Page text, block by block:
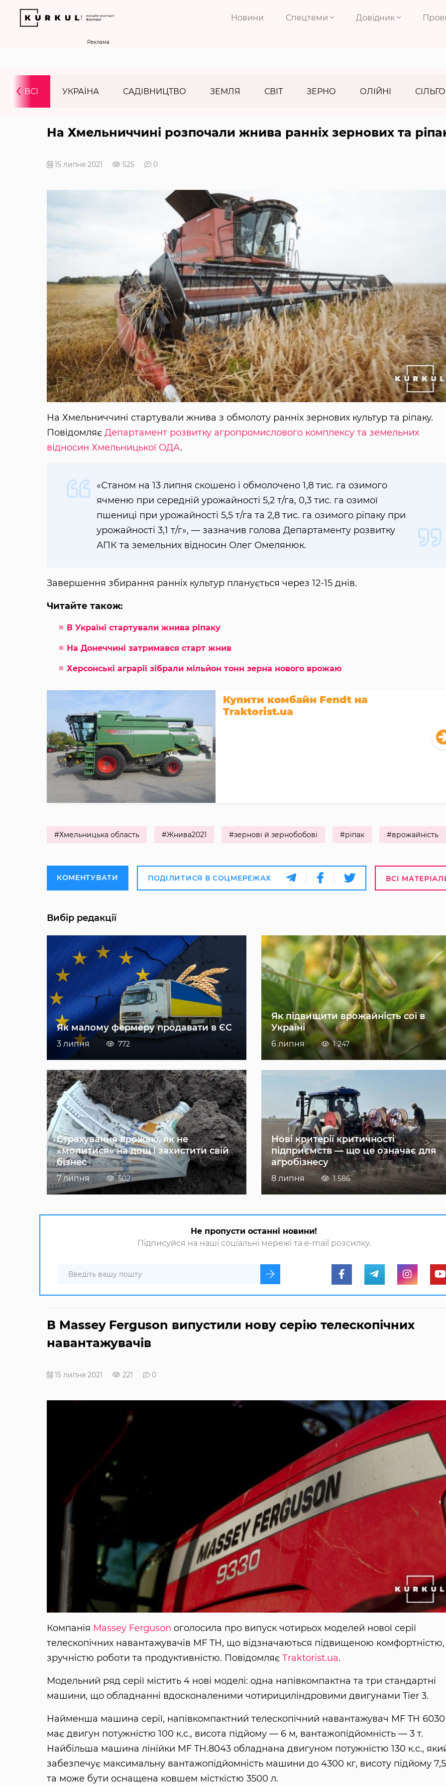
Новини Спецтеми Довідник
Реклама
ВСІ УКРАЇНА САДІВНИЦТВО ЗЕМЛЯ СВІТ ЗЕРНО ОЛІЙНІ
‹
На Хмельниччині розпочали жнива ранніх зернових та
15 липня 2021 525 0
На Хмельниччині стартували жнива з обмолоту ранніх зернових культур та ріпаку.
Повідомляє Департамент розвитку агропромислового комплексу та земельних
відносин Хмельницької ОДА.
«Станом на 13 липня скошено і обмолочено 1,8 тис. га озимого
ячменю при середній урожайності 5,2 т/га, 0,3 тис. га озимої
пшениці при урожайності 5,5 т/га та 2,8 тис. га озимого ріпаку при
урожайності 3,1 т/г», — зазначив голова Департаменту розвитку
АПК та земельних відносин Олег Омелянюк.
Завершення збирання ранніх культур планується через 12-15 днів.
Читайте також:
В Україні стартували жнива ріпаку
На Донеччині затримався старт жнив
Херсонські аграрії зібрали мільйон тонн зерна нового врожаю
Купити комбайн Fendt на
Traktorist.ua
#Хмельницька область #Жнива2021 #зернові й зернобобові #ріпак #врожайність
КОМЕНТУВАТИ ПОДІЛИТИСЯ В СОЦМЕРЕЖАХ ВСІ
Вибір редакції
Як малому фермеру продавати в ЄС
3 липня 772
Як підвищити врожайність сої в
Україні
6 липня 1 247
Страхування врожаю, як не
«молитися» на дощ і захистити свій
бізнес
7 липня 502
Нові критерії критичності
підприємств — що це означає для
агробізнесу
8 липня 1 586
Не пропусти останні новини!
Підписуйся на наші соціальні мережі та e-mail розсилку.
В Massey Ferguson випустили нову серію телескопічних
навантажувачів
15 липня 2021 221 0
Компанія Massey Ferguson оголосила про випуск чотирьох моделей нової серії
телескопічних навантажувачів MF TH, що відзначаються підвищеною комфортністю,
зручністю роботи та продуктивністю. Повідомляє Тraktorist.ua.
Модельний ряд серії містить 4 нові моделі: одна напівкомпактна та три стандартні
машини, що обладнанні вдосконаленими чотирициліндровими двигунами Tier 3.
Найменша машина серії, напівкомпактний телескопічний навантажувач MF TH 6030
має двигун потужністю 100 к.с., висота підйому — 6 м, вантажопідйомність — 3 т.
Найбільша машина лінійки MF TH.8043 обладнана двигуном потужністю 130 к.с.,
забезпечує максимальну вантажопідйомність машини до 4300 кг, висоту підйому
та може бути оснащена ковшем місткістю 3500 л.